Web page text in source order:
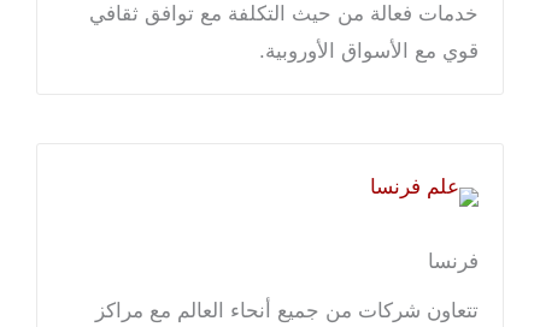
خدمات فعالة من حيث التكلفة مع توافق ثقافي
قوي مع الأسواق الأوروبية.
فرنسا
تتعاون شركات من جميع أنحاء العالم مع مراكز